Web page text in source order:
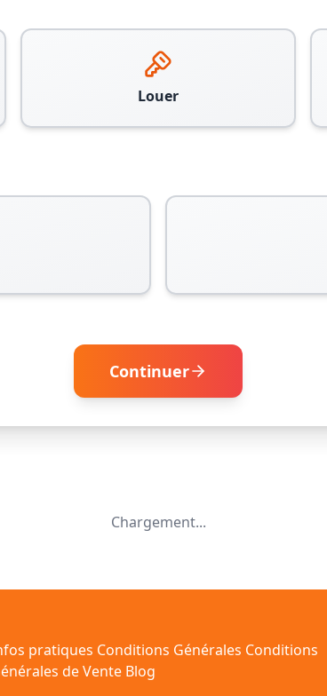
Louer
Continuer
Chargement...
pratiques Conditions Générales Conditions
de Vente Blog